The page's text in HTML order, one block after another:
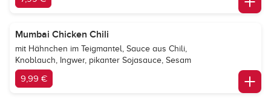
Mumbai Chicken Chili
mit Hähnchen im Teigmantel, Sauce aus Chili,
Knoblauch, Ingwer, pikanter Sojasauce, Sesam
9,99 €